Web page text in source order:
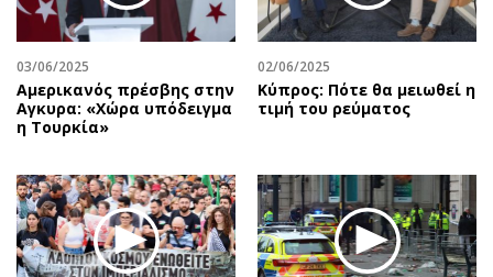
03/06/2025
Αμερικανός πρέσβης στην
Αγκυρα: «Χώρα υπόδειγμα
η Τουρκία»
02/06/2025
Κύπρος: Πότε θα μειωθεί η
τιμή του ρεύματος